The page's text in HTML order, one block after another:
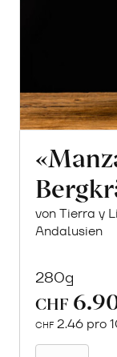
von Tierra y
Andalusien
280g
CHF
CHF 2.46 pro